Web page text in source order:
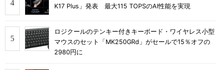
K17 Plus」発表 最大115 TOPSのAI性能を実現
ロジクールのテンキー付きキーボード・ワイヤレス小型
マウスのセット「MK250GRd」がセールで15％オフの
2980円に